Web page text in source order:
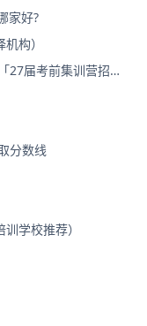
家好?
构）
27届考前集训营招
分数线
学校推荐）